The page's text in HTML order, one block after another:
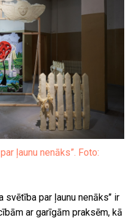
ļaunu nenāks”. Foto:
par ļaunu nenāks’’ ir
ar garīgām praksēm, kā